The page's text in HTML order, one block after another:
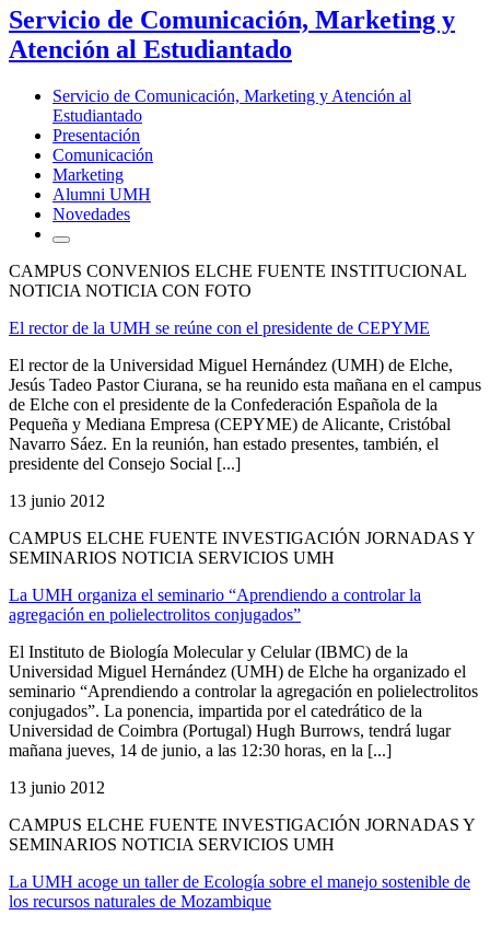
Servicio de Comunicación, Marketing y
Atención al Estudiantado
Servicio de Comunicación, Marketing y Atención al
Estudiantado
Presentación
Comunicación
Marketing
Alumni UMH
Novedades
CAMPUS CONVENIOS ELCHE FUENTE INSTITUCIONAL
NOTICIA NOTICIA CON FOTO
El rector de la UMH se reúne con el presidente de CEPYME
El rector de la Universidad Miguel Hernández (UMH) de Elche,
Jesús Tadeo Pastor Ciurana, se ha reunido esta mañana en el campus
de Elche con el presidente de la Confederación Española de la
Pequeña y Mediana Empresa (CEPYME) de Alicante, Cristóbal
Navarro Sáez. En la reunión, han estado presentes, también, el
presidente del Consejo Social [...]
13 junio 2012
CAMPUS ELCHE FUENTE INVESTIGACIÓN JORNADAS Y
SEMINARIOS NOTICIA SERVICIOS UMH
La UMH organiza el seminario “Aprendiendo a controlar la
agregación en polielectrolitos conjugados”
El Instituto de Biología Molecular y Celular (IBMC) de la
Universidad Miguel Hernández (UMH) de Elche ha organizado el
seminario “Aprendiendo a controlar la agregación en polielectrolitos
conjugados”. La ponencia, impartida por el catedrático de la
Universidad de Coimbra (Portugal) Hugh Burrows, tendrá lugar
mañana jueves, 14 de junio, a las 12:30 horas, en la [...]
13 junio 2012
CAMPUS ELCHE FUENTE INVESTIGACIÓN JORNADAS Y
SEMINARIOS NOTICIA SERVICIOS UMH
La UMH acoge un taller de Ecología sobre el manejo sostenible de
los recursos naturales de Mozambique